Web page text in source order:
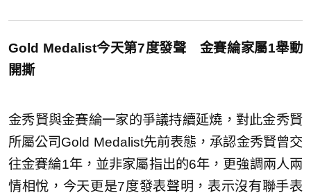
Gold Medalist今天第7度發聲 金賽綸家屬1舉動
開撕
金秀賢與金賽綸一家的爭議持續延燒，對此金秀賢
所屬公司Gold Medalist先前表態，承認金秀賢曾交
往金賽綸1年，並非家屬指出的6年，更強調兩人兩
情相悅，今天更是7度發表聲明，表示沒有聯手表